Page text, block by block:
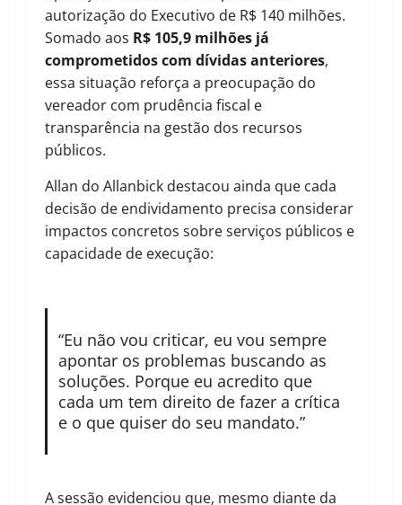
autorização do Executivo de R$ 140 milhões.
Somado aos R$ 105,9 milhões já
comprometidos com dívidas anteriores,
essa situação reforça a preocupação do
vereador com prudência fiscal e
transparência na gestão dos recursos
públicos.
Allan do Allanbick destacou ainda que cada
decisão de endividamento precisa considerar
impactos concretos sobre serviços públicos e
capacidade de execução:
“Eu não vou criticar, eu vou sempre
apontar os problemas buscando as
soluções. Porque eu acredito que
cada um tem direito de fazer a crítica
e o que quiser do seu mandato.”
A sessão evidenciou que, mesmo diante da